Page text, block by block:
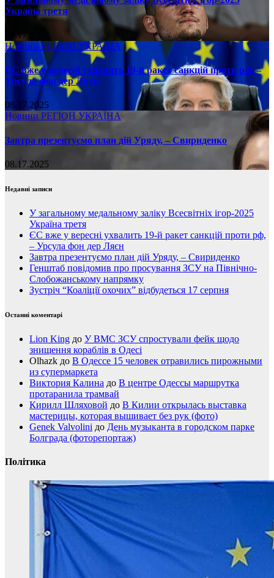
Україна третя
08.17.2025
НовиниРЕГІОН УКРАЇНА
ЄС вже у вересні ухвалить 19-й ракет санкцій проти рф, –
Урсула фон дер Ляєн
08.17.2025
Новини РЕГІОН УКРАЇНА
Завтра презентуємо план дій Уряду, – Свириденко
08.17.2025
Недавні записи
У загальному медальному заліку Всесвітніх ігор-2025
Україна третя
ЄС вже у вересні ухвалить 19-й ракет санкцій проти рф,
– Урсула фон дер Ляєн
Завтра презентуємо план дій Уряду, – Свириденко
Генштаб повідомив про просування ЗСУ на Північно-
Слобожанському напрямку
Зустріч “Коаліції охочих” відбудеться 17 серпня
Останні коментарі
Lion King до У ВМС ЗСУ спростували фейк щодо
знищення кораблів в Одесі
Olhazk до В Одессе 15 человек отравились пирожными
из супермаркета
Виктория Калина до В центре Одессы маршрутка
протаранила трамвай
Кирилл Шляховой до В Килии открылась выставка
мастерицы, которая вышивает без рук (фото)
Genek Valvolini до День музыканта в городском парке
Болграда (фоторепортаж)
Політика